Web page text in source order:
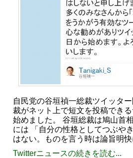
自民党の谷垣禎一総裁ツイッタ
裁がネット上で短文を投稿でき
始めました。 谷垣総裁は鳩山首
には 「自分の性格としてつぶや
はない。ものを言う時は論旨明
Twitterニュースの続きを読む...